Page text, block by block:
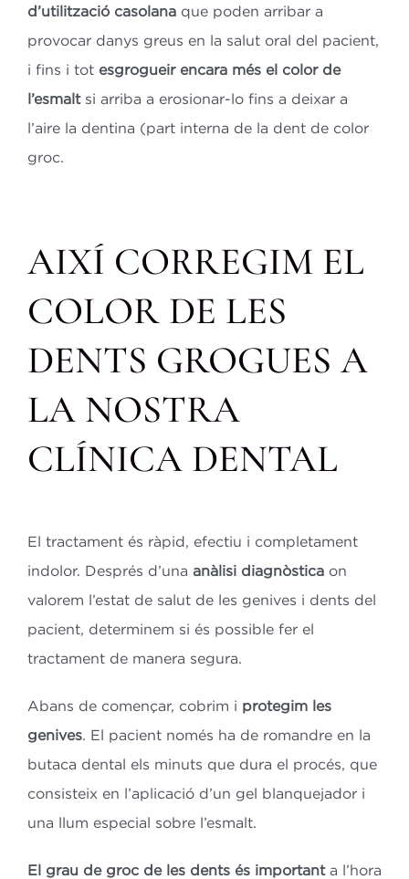
d’utilització casolanaque poden arribar a
provocar danys greus en la salut oral del pacient,
i fins i tot esgrogueir encara més el color de
l’esmaltsi arriba a erosionar-lo fins a deixar a
l’aire la dentina (part interna de la dent de color
groc.
AIXÍ CORREGIM EL
COLOR DE LES
DENTS GROGUES A
LA NOSTRA
CLÍNICA DENTAL
El tractament és ràpid, efectiu i completament
indolor. Després d’una anàlisi diagnòsticaon
valorem l’estat de salut de les genives i dents del
pacient, determinem si és possible fer el
tractament de manera segura.
Abans de començar, cobrim i protegim les
genives. El pacient només ha de romandre en la
butaca dental els minuts que dura el procés, que
consisteix en l’aplicació d’un gel blanquejador i
una llum especial sobre l’esmalt.
El grau de groc de les dents és importanta l’hora